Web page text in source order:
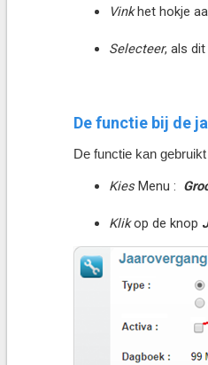
Vink het hokje
Selecteer, als
De functie bij de
De functie kan
Kies Menu :
Klikop de knop